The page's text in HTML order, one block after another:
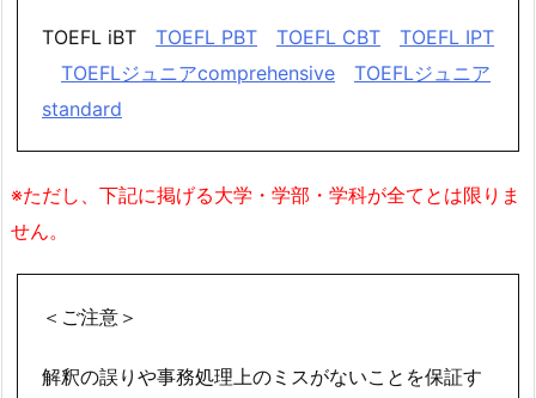
TOEFL iBT TOEFL PBT TOEFL CBT
TOEFL IPT
TOEFLジュニアcomprehensive
TOEFLジュニア
standard
※ただし、下記に掲げる大学・学部・学科が全てとは限りま
せん。
＜ご注意＞
解釈の誤りや事務処理上のミスがないことを保証す